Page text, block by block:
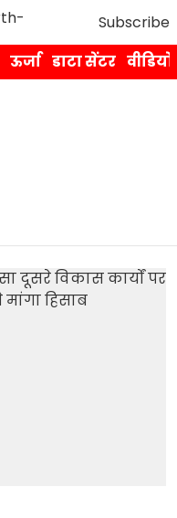
Subscribe
ऊर्जा डाटा सेंटर वीडियो